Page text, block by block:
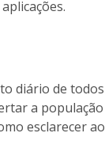
diário de
a
esclarecer ao